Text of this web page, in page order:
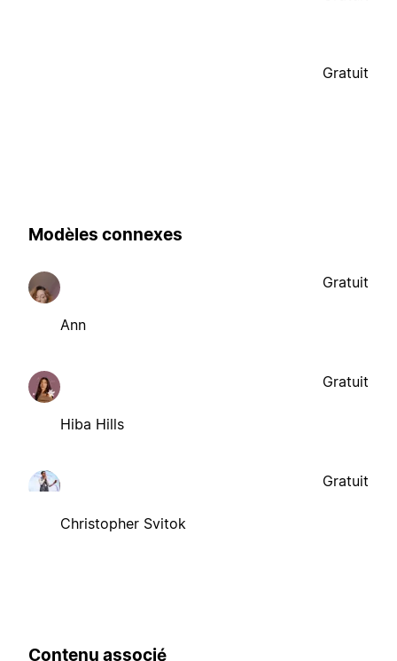
Gratuit
Modèles connexes
Ann
Gratuit
Hiba Hills
Gratuit
Christopher Svitok
Gratuit
Contenu associé